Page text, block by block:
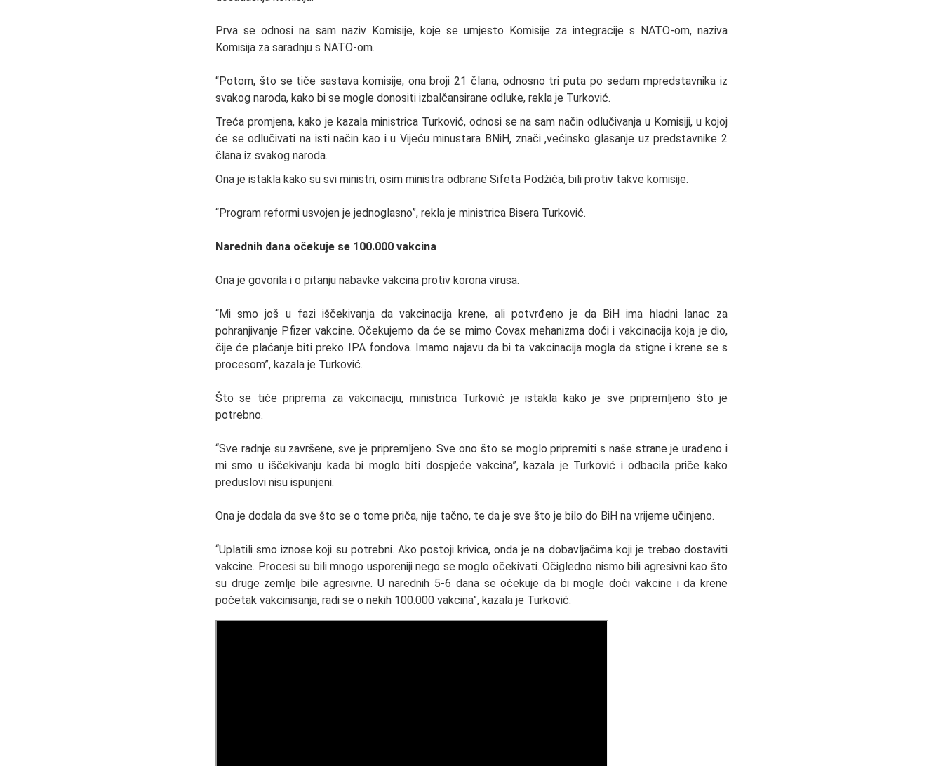
Prva se odnosi na sam naziv Komisije, koje se umjesto Komisije za integracije s NATO-om, naziva
Komisija za saradnju s NATO-om.
“Potom, što se tiče sastava komisije, ona broji 21 člana, odnosno tri puta po sedam mpredstavnika iz
svakog naroda, kako bi se mogle donositi izbalčansirane odluke, rekla je Turković.
Treća promjena, kako je kazala ministrica Turković, odnosi se na sam način odlučivanja u Komisiji, u kojoj
će se odlučivati na isti način kao i u Vijeću minustara BNiH, znači ,većinsko glasanje uz predstavnike 2
člana iz svakog naroda.
Ona je istakla kako su svi ministri, osim ministra odbrane Sifeta Podžića, bili protiv takve komisije.
“Program reformi usvojen je jednoglasno”, rekla je ministrica Bisera Turković.
Narednih dana očekuje se 100.000 vakcina
Ona je govorila i o pitanju nabavke vakcina protiv korona virusa.
“Mi smo još u fazi iščekivanja da vakcinacija krene, ali potvrđeno je da BiH ima hladni lanac za
pohranjivanje Pfizer vakcine. Očekujemo da će se mimo Covax mehanizma doći i vakcinacija koja je dio,
čije će plaćanje biti preko IPA fondova. Imamo najavu da bi ta vakcinacija mogla da stigne i krene se s
procesom”, kazala je Turković.
Što se tiče priprema za vakcinaciju, ministrica Turković je istakla kako je sve pripremljeno što je
potrebno.
“Sve radnje su završene, sve je pripremljeno. Sve ono što se moglo pripremiti s naše strane je urađeno i
mi smo u iščekivanju kada bi moglo biti dospjeće vakcina”, kazala je Turković i odbacila priče kako
preduslovi nisu ispunjeni.
Ona je dodala da sve što se o tome priča, nije tačno, te da je sve što je bilo do BiH na vrijeme učinjeno.
“Uplatili smo iznose koji su potrebni. Ako postoji krivica, onda je na dobavljačima koji je trebao dostaviti
vakcine. Procesi su bili mnogo usporeniji nego se moglo očekivati. Očigledno nismo bili agresivni kao što
su druge zemlje bile agresivne. U narednih 5-6 dana se očekuje da bi mogle doći vakcine i da krene
početak vakcinisanja, radi se o nekih 100.000 vakcina”, kazala je Turković.